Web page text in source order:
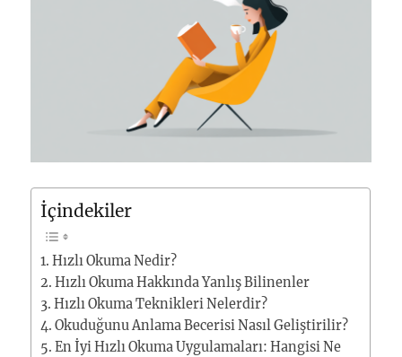
İçindekiler
Hızlı Okuma Nedir?
Hızlı Okuma Hakkında Yanlış Bilinenler
Hızlı Okuma Teknikleri Nelerdir?
Okuduğunu Anlama Becerisi Nasıl Geliştirilir?
En İyi Hızlı Okuma Uygulamaları: Hangisi Ne